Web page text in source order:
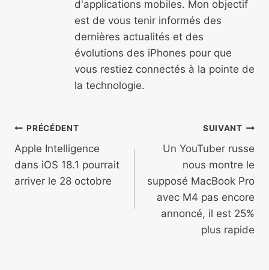
d'applications mobiles. Mon objectif
est de vous tenir informés des
dernières actualités et des
évolutions des iPhones pour que
vous restiez connectés à la pointe de
la technologie.
Navigation
de
l’article
PRÉCÉDENT
Apple Intelligence
dans iOS 18.1 pourrait
arriver le 28 octobre
SUIVANT
Un YouTuber russe
nous montre le
supposé MacBook Pro
avec M4 pas encore
annoncé, il est 25%
plus rapide